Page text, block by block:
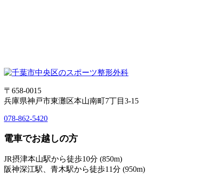
〒658-0015
兵庫県神戸市東灘区本山南町7丁目3-15
078-862-5420
電車でお越しの方
JR摂津本山駅から徒歩10分 (850m)
阪神深江駅、青木駅から徒歩11分 (950m)